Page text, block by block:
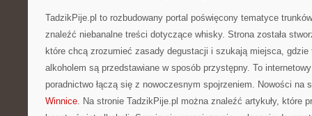
TadzikPije.pl to rozbudowany portal poświęcony tematyce
znaleźć niebanalne treści dotyczące whisky. Strona została
które chcą zrozumieć zasady degustacji i szukają miejsca,
alkoholem są przedstawiane w sposób przystępny. To
poradnictwo łączą się z nowoczesnym spojrzeniem. Nowości na
Winnice. Na stronie TadzikPije.pl można znaleźć artykuły, które